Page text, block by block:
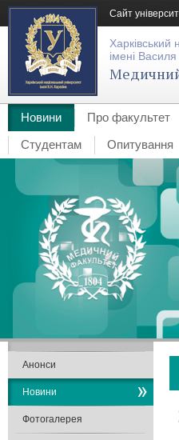
Сайт
Харківський
імені
Новини Про факультет
Студентам
Опитування
Анонси
Новини
Фотогалерея